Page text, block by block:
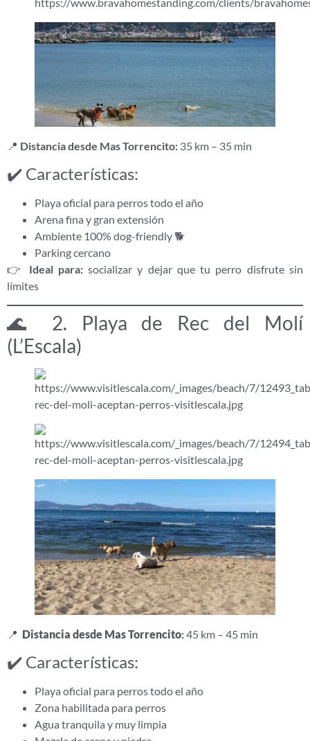
📍 Distancia desde Mas Torrencito: 35 km – 35 min
✔️ Características:
Playa oficial para perros todo el año
Arena fina y gran extensión
Ambiente 100% dog-friendly 🐕
Parking cercano
👉 Ideal para:socializar y dejar que tu perro disfrute sin
límites
🌊 2. Playa de Rec del Molí
(L’Escala)
📍 Distancia desde Mas Torrencito:45 km – 45 min
✔️ Características:
Playa oficial para perros todo el año
Zona habilitada para perros
Agua tranquila y muy limpia